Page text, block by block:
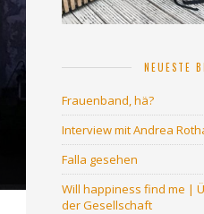
NEUESTE
Frauenband, hä?
Interview mit Andrea
Falla gesehen
Will happiness find me |
der Gesellschaft